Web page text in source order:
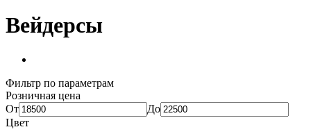
Вейдерсы
Фильтр по параметрам
Розничная цена
От
До
Цвет